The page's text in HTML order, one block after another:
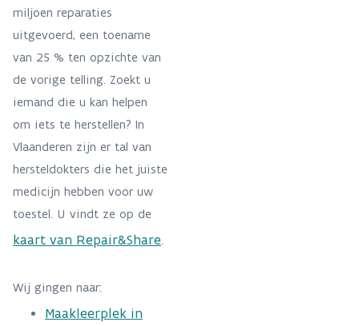
miljoen reparaties
uitgevoerd, een toename
van 25 % ten opzichte van
de vorige telling. Zoekt u
iemand die u kan helpen
om iets te herstellen? In
Vlaanderen zijn er tal van
hersteldokters die het juiste
medicijn hebben voor uw
toestel. U vindt ze op de
kaart van Repair&Share.
Wij gingen naar:
Maakleerplek in